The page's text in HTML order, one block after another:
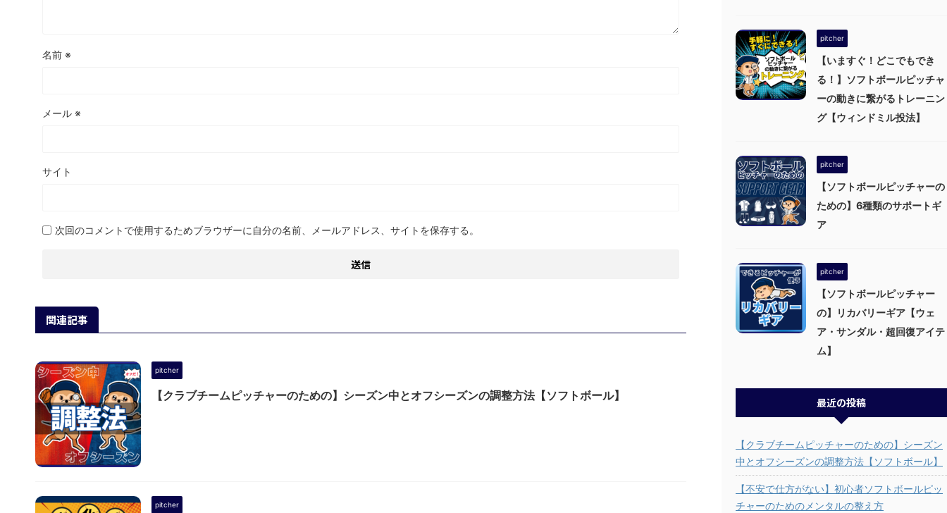
名前 ※
メール ※
サイト
次回のコメントで使用するためブラウザーに自分の名前、メールアドレス、サイトを保存する。
関連記事
pitcher
【クラブチームピッチャーのための】シーズン中とオフシーズンの調整方法【ソフトボール】
pitcher
pitcher
【いますぐ！どこでもでき
る！】ソフトボールピッチャ
ーの動きに繋がるトレーニン
グ【ウィンドミル投法】
pitcher
【ソフトボールピッチャーの
ための】6種類のサポートギ
ア
pitcher
【ソフトボールピッチャー
の】リカバリーギア【ウェ
ア・サンダル・超回復アイテ
ム】
最近の投稿
【クラブチームピッチャーのための】シーズン
中とオフシーズンの調整方法【ソフトボール】
【不安で仕方がない】初心者ソフトボールピッ
チャーのためのメンタルの整え方